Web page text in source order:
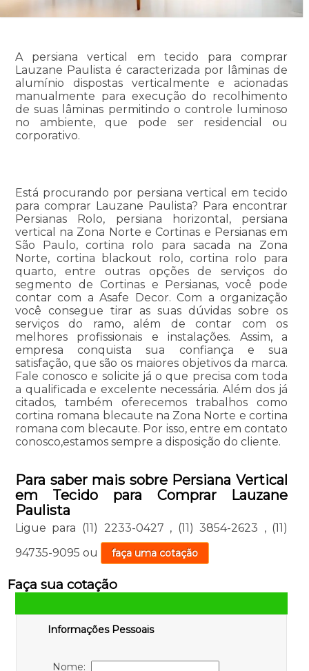
A persiana vertical em tecido para comprar
Lauzane Paulista é caracterizada por lâminas de
alumínio dispostas verticalmente e acionadas
manualmente para execução do recolhimento
de suas lâminas permitindo o controle luminoso
no ambiente, que pode ser residencial ou
corporativo.
Está procurando por persiana vertical em tecido
para comprar Lauzane Paulista? Para encontrar
Persianas Rolo, persiana horizontal, persiana
vertical na Zona Norte e Cortinas e Persianas em
São Paulo, cortina rolo para sacada na Zona
Norte, cortina blackout rolo, cortina rolo para
quarto, entre outras opções de serviços do
segmento de Cortinas e Persianas, você pode
contar com a Asafe Decor. Com a organização
você consegue tirar as suas dúvidas sobre os
serviços do ramo, além de contar com os
melhores profissionais e instalações. Assim, a
empresa conquista sua confiança e sua
satisfação, que são os maiores objetivos da marca.
Fale conosco e solicite já o que precisa com toda
a qualificada e excelente necessária. Além dos já
citados, também oferecemos trabalhos como
cortina romana blecaute na Zona Norte e cortina
romana com blecaute. Por isso, entre em contato
conosco,estamos sempre a disposição do cliente.
Para saber mais sobre Persiana Vertical
em Tecido para Comprar Lauzane
Paulista
Ligue para (11) 2233-0427 , (11) 3854-2623 , (11)
94735-9095 ou faça uma cotação
Faça sua cotação
Informações Pessoais
Nome: